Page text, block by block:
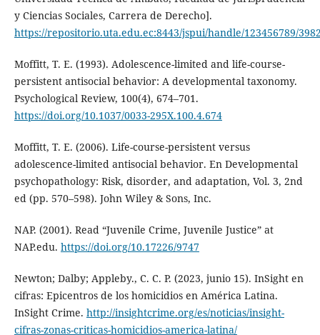
y Ciencias Sociales, Carrera de Derecho].
https://repositorio.uta.edu.ec:8443/jspui/handle/123456789/
Moffitt, T. E. (1993). Adolescence-limited and life-course-
persistent antisocial behavior: A developmental taxonomy.
Psychological Review, 100(4), 674–701.
https://doi.org/10.1037/0033-295X.100.4.674
Moffitt, T. E. (2006). Life-course-persistent versus
adolescence-limited antisocial behavior. En Developmental
psychopathology: Risk, disorder, and adaptation, Vol. 3, 2nd
ed (pp. 570–598). John Wiley & Sons, Inc.
NAP. (2001). Read “Juvenile Crime, Juvenile Justice” at
NAP.edu. https://doi.org/10.17226/9747
Newton; Dalby; Appleby., C. C. P. (2023, junio 15). InSight en
cifras: Epicentros de los homicidios en América Latina.
InSight Crime. http://insightcrime.org/es/noticias/insight-
cifras-zonas-criticas-homicidios-america-latina/